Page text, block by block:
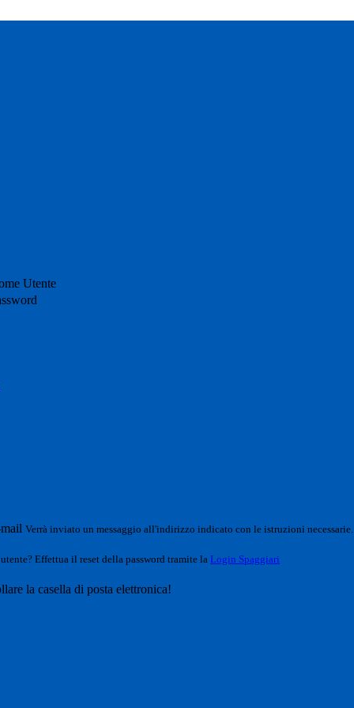
Utente
Verrà inviato un messaggio all'indirizzo indicato con le istruzioni necessarie.
Effettua il reset della password tramite la Login Spaggiari
la casella di posta elettronica!